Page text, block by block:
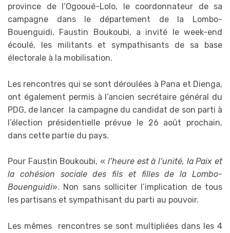
province de l’Ogooué-Lolo, le coordonnateur de sa
campagne dans le département de la Lombo-
Bouenguidi, Faustin Boukoubi, a invité le week-end
écoulé, les militants et sympathisants de sa base
électorale à la mobilisation.
Les rencontres qui se sont déroulées à Pana et Dienga,
ont également permis à l’ancien secrétaire général du
PDG, de lancer la campagne du candidat de son parti à
l’élection présidentielle prévue le 26 août prochain,
dans cette partie du pays.
Pour Faustin Boukoubi, « l’heure est à l’unité, la Paix et
la cohésion sociale des fils et filles de la Lombo-
Bouenguidi». Non sans solliciter l’implication de tous
les partisans et sympathisant du parti au pouvoir.
Les mêmes rencontres se sont multipliées dans les 4